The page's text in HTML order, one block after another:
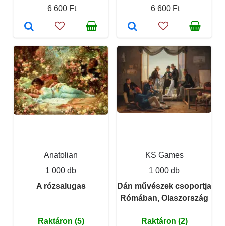
6 600 Ft
6 600 Ft
Anatolian
1 000 db
A rózsalugas
Raktáron (5)
KS Games
1 000 db
Dán művészek csoportja
Rómában, Olaszország
Raktáron (2)